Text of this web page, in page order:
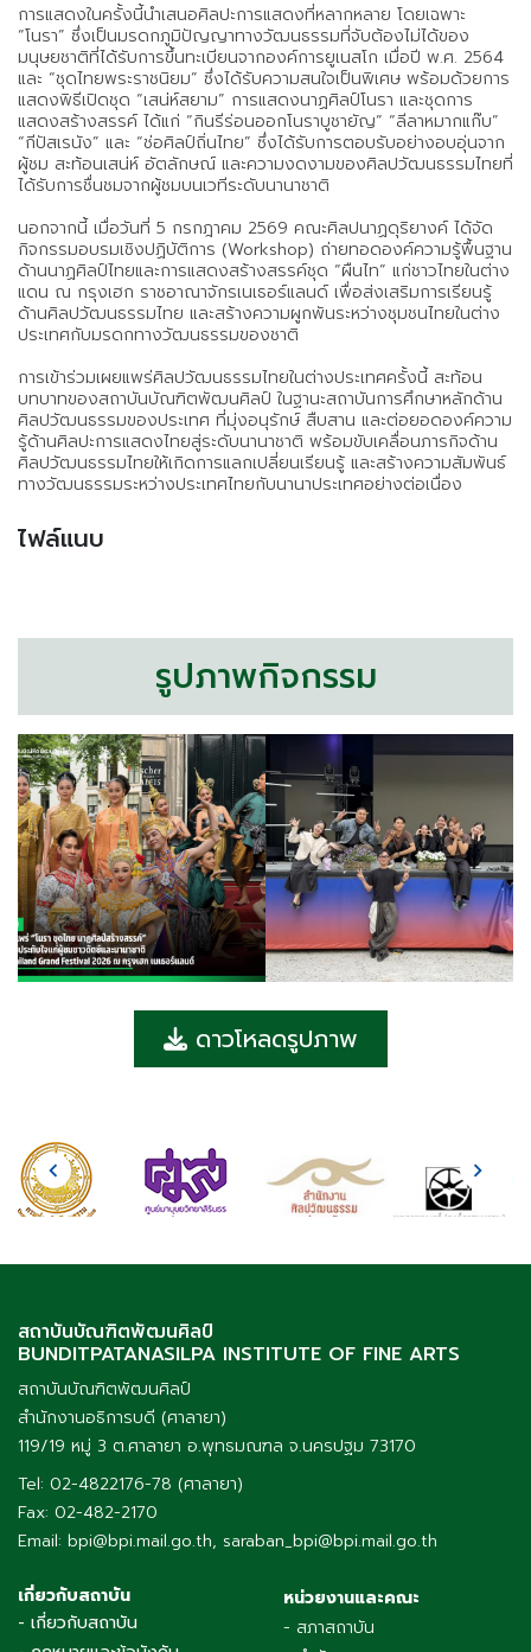
การแสดงในครั้งนี้นำเสนอศิลปะการแสดงที่หลากหลาย โดยเฉพาะ
“โนรา” ซึ่งเป็นมรดกภูมิปัญญาทางวัฒนธรรมที่จับต้องไม่ได้ของ
มนุษยชาติที่ได้รับการขึ้นทะเบียนจากองค์การยูเนสโก เมื่อปี พ.ศ. 2564
และ “ชุดไทยพระราชนิยม” ซึ่งได้รับความสนใจเป็นพิเศษ พร้อมด้วยการ
แสดงพิธีเปิดชุด “เสน่ห์สยาม” การแสดงนาฏศิลป์โนรา และชุดการ
แสดงสร้างสรรค์ ได้แก่ “กินรีร่อนออกโนราบูชายัญ” “ลีลาหมากแก๊บ”
“กีปัสเรนัง” และ “ช่อศิลป์ถิ่นไทย” ซึ่งได้รับการตอบรับอย่างอบอุ่นจาก
ผู้ชม สะท้อนเสน่ห์ อัตลักษณ์ และความงดงามของศิลปวัฒนธรรมไทยที่
ได้รับการชื่นชมจากผู้ชมบนเวทีระดับนานาชาติ
นอกจากนี้ เมื่อวันที่ 5 กรกฎาคม 2569 คณะศิลปนาฏดุริยางค์ ได้จัด
กิจกรรมอบรมเชิงปฏิบัติการ (Workshop) ถ่ายทอดองค์ความรู้พื้นฐาน
ด้านนาฏศิลป์ไทยและการแสดงสร้างสรรค์ชุด “ผืนไท” แก่ชาวไทยในต่าง
แดน ณ กรุงเฮก ราชอาณาจักรเนเธอร์แลนด์ เพื่อส่งเสริมการเรียนรู้
ด้านศิลปวัฒนธรรมไทย และสร้างความผูกพันระหว่างชุมชนไทยในต่าง
ประเทศกับมรดกทางวัฒนธรรมของชาติ
การเข้าร่วมเผยแพร่ศิลปวัฒนธรรมไทยในต่างประเทศครั้งนี้ สะท้อน
บทบาทของสถาบันบัณฑิตพัฒนศิลป์ ในฐานะสถาบันการศึกษาหลักด้าน
ศิลปวัฒนธรรมของประเทศ ที่มุ่งอนุรักษ์ สืบสาน และต่อยอดองค์ความ
รู้ด้านศิลปะการแสดงไทยสู่ระดับนานาชาติ พร้อมขับเคลื่อนภารกิจด้าน
ศิลปวัฒนธรรมไทยให้เกิดการแลกเปลี่ยนเรียนรู้ และสร้างความสัมพันธ์
ทางวัฒนธรรมระหว่างประเทศไทยกับนานาประเทศอย่างต่อเนื่อง
ไฟล์แนบ
รูปภาพกิจกรรม
ดาวโหลดรูปภาพ
สถาบันบัณฑิตพัฒนศิลป์
BUNDITPATANASILPA INSTITUTE OF FINE ARTS
สถาบันบัณฑิตพัฒนศิลป์
สำนักงานอธิการบดี (ศาลายา)
119/19 หมู่ 3 ต.ศาลายา อ.พุทธมณฑล จ.นครปฐม 73170
Tel: 02-4822176-78 (ศาลายา)
Fax: 02-482-2170
Email: bpi@bpi.mail.go.th, saraban_bpi@bpi.mail.go.th
เกี่ยวกับสถาบัน
- เกี่ยวกับสถาบัน
หน่วยงานและคณะ
- สภาสถาบัน